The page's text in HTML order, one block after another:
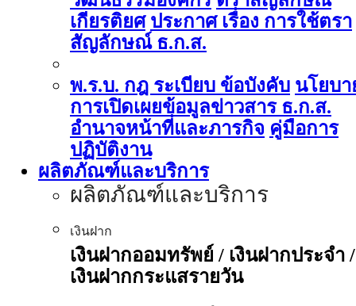
เกียรติยศ ประกาศ เรื่อง การใช้ตรา
สัญลักษณ์ ธ.ก.ส.
พ.ร.บ. กฎ ระเบียบ ข้อบังคับ นโยบา
การเปิดเผยข้อมูลข่าวสาร ธ.ก.ส.
อำนาจหน้าที่และภารกิจ คู่มือการ
ปฏิบัติงาน
ผลิตภัณฑ์และบริการ
ผลิตภัณฑ์และบริการ
เงินฝาก
เงินฝากออมทรัพย์ / เงินฝากประจำ /
เงินฝากกระแสรายวัน